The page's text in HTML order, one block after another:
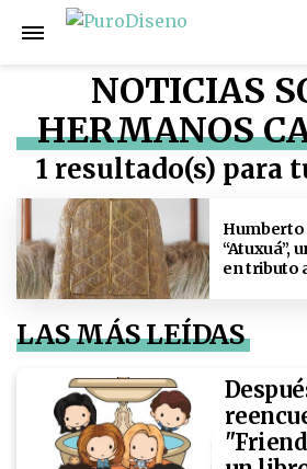
NOTICIAS
HERMANOS
1 resultado(s) para
Humberto
“Atuxuá”,
en tributo
LAS MÁS LEÍDAS